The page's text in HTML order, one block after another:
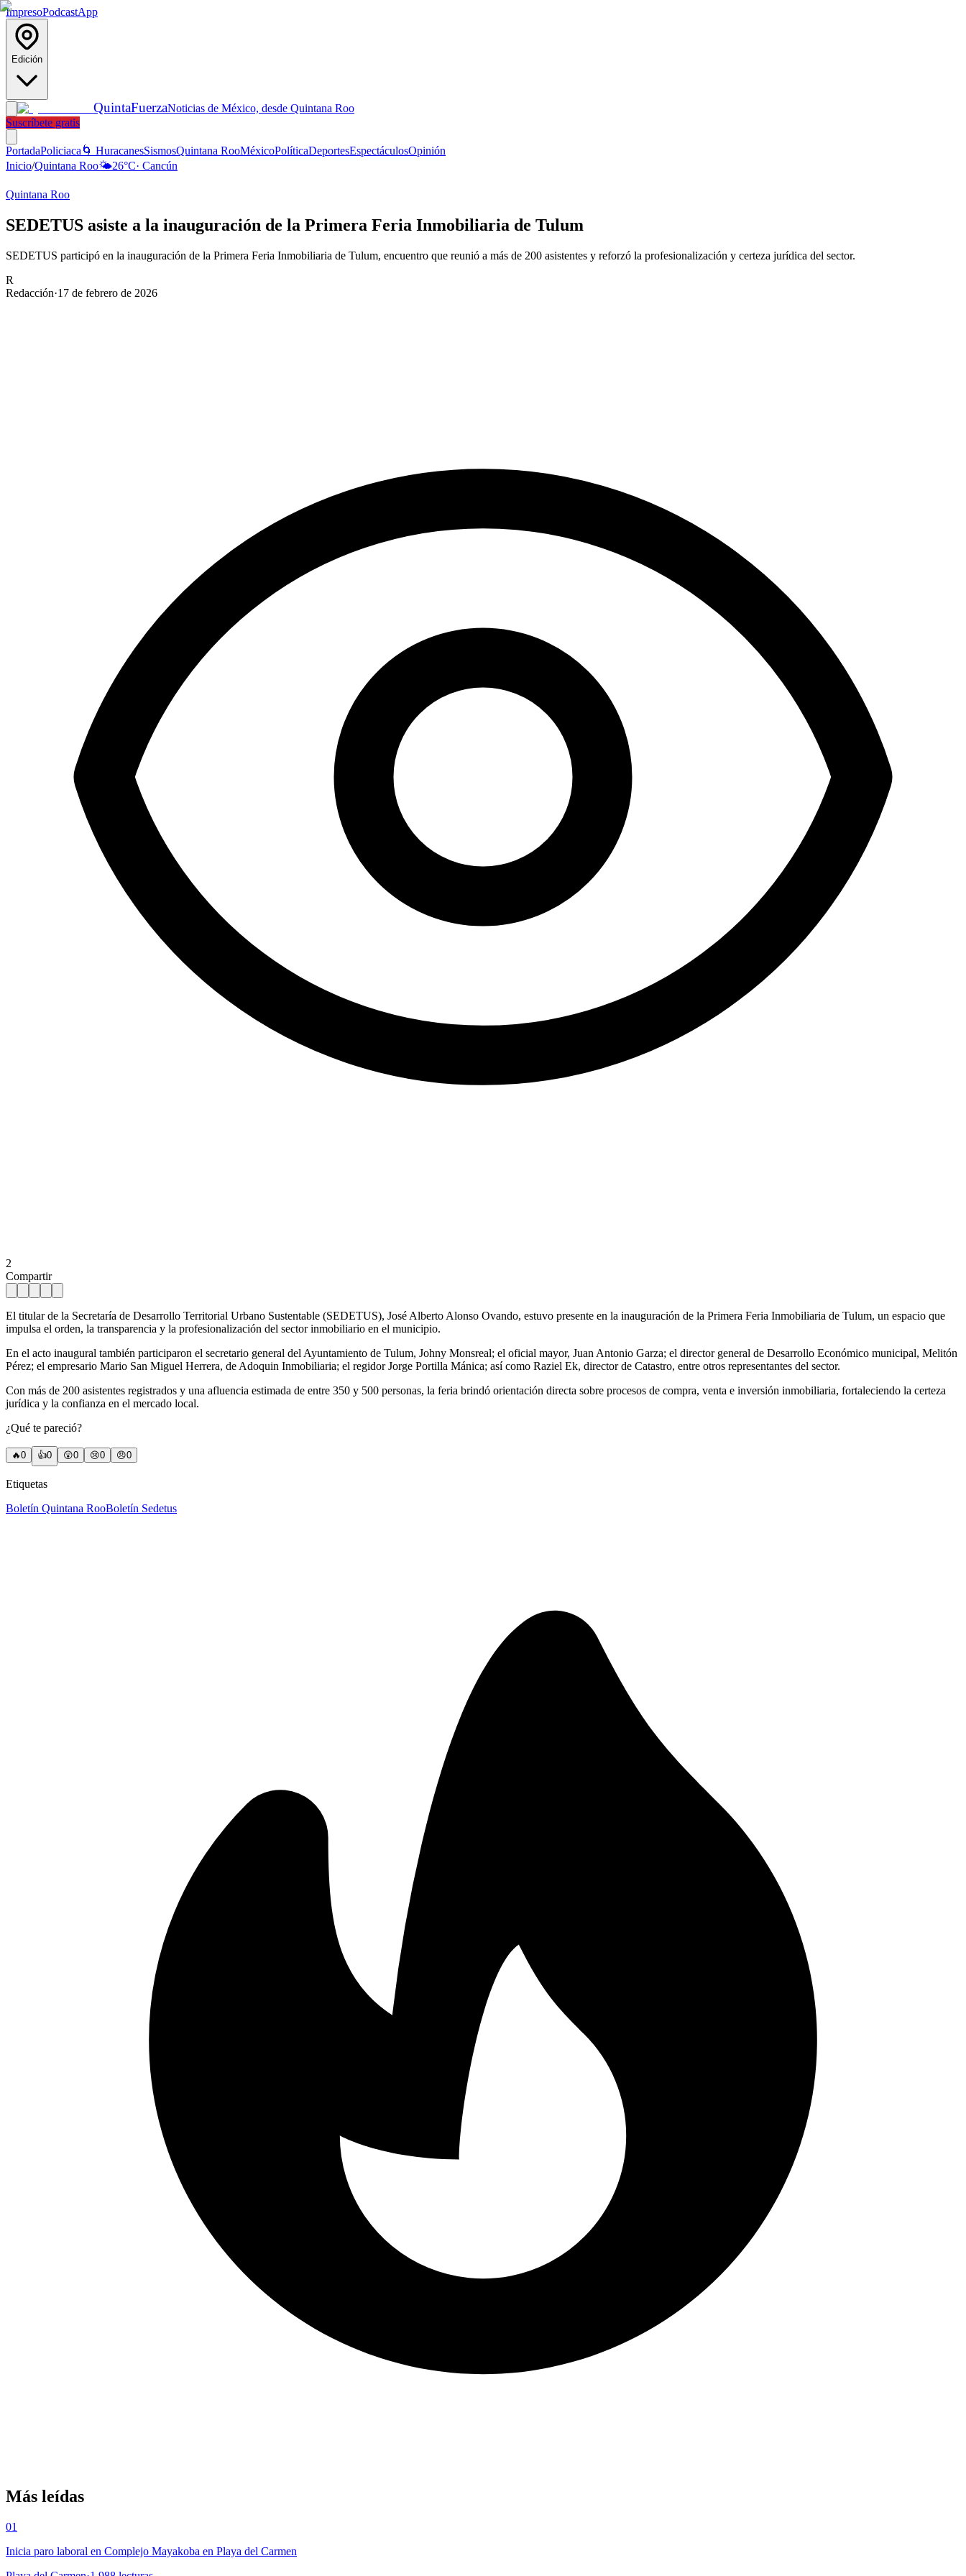
ImpresoPodcastApp
Edición
QuintaFuerzaNoticias de México, desde Quintana Roo
Suscríbete gratis
PortadaPoliciaca 🌀 HuracanesSismosQuintana RooMéxicoPolíticaDeportesEspectáculosOpinión
Inicio/Quintana Roo🌤️26°C· Cancún
Quintana Roo
SEDETUS asiste a la inauguración de la Primera Feria Inmobiliaria de Tulum
SEDETUS participó en la inauguración de la Primera Feria Inmobiliaria de Tulum, encuentro que reunió a más de 200 asistentes y reforzó la profesionalización y certeza jurídica del sector.
R
Redacción·17 de febrero de 2026
2
Compartir
El titular de la Secretaría de Desarrollo Territorial Urbano Sustentable (SEDETUS), José Alberto Alonso Ovando, estuvo presente en la inauguración de la Primera Feria Inmobiliaria de Tulum, un espacio que
impulsa el orden, la transparencia y la profesionalización del sector inmobiliario en el municipio.
En el acto inaugural también participaron el secretario general del Ayuntamiento de Tulum, Johny Monsreal; el oficial mayor, Juan Antonio Garza; el director general de Desarrollo Económico municipal, Melitón
Pérez; el empresario Mario San Miguel Herrera, de Adoquin Inmobiliaria; el regidor Jorge Portilla Mánica; así como Raziel Ek, director de Catastro, entre otros representantes del sector.
Con más de 200 asistentes registrados y una afluencia estimada de entre 350 y 500 personas, la feria brindó orientación directa sobre procesos de compra, venta e inversión inmobiliaria, fortaleciendo la certeza
jurídica y la confianza en el mercado local.
¿Qué te pareció?
🔥0 👍0 😲0 😢0 😠0
Etiquetas
Boletín Quintana RooBoletín Sedetus
Más leídas
01
Inicia paro laboral en Complejo Mayakoba en Playa del Carmen